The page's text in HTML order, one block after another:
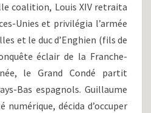
DE
HOLLANDE,
EUROPÉENNE
ET
MULTIFRONTS
(1676-
1677)
coalition, Louis XIV retraita
Unies et privilégia l’armée
et le duc d’Enghien (fils de
éclair de la Franche-
le Grand Condé partit
Bas espagnols. Guillaume
numérique, décida d’occuper